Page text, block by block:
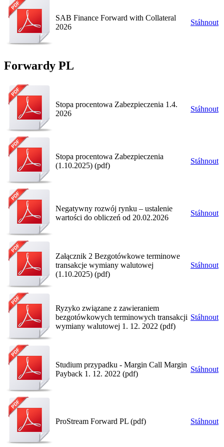
SAB Finance Forward with Collateral
2026
Stáhnout
Forwardy PL
Stopa procentowa Zabezpieczenia 1.4.
2026
Stáhnout
Stopa procentowa Zabezpieczenia
(1.10.2025) (pdf)
Stáhnout
Negatywny rozwój rynku – ustalenie
wartości do obliczeń od 20.02.2026
Stáhnout
Załącznik 2 Bezgotówkowe terminowe
transakcje wymiany walutowej
(1.10.2025) (pdf)
Stáhnout
Ryzyko związane z zawieraniem
bezgotówkowych terminowych transakcji
wymiany walutowej 1. 12. 2022 (pdf)
Stáhnout
Studium przypadku - Margin Call Margin
Payback 1. 12. 2022 (pdf)
Stáhnout
ProStream Forward PL (pdf) Stáhnout